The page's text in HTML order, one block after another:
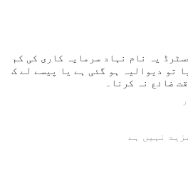
یہ نام نہاد سرمایہ کاری کی کم
تو دیوالیہ ہو گئی ہے یا پیسے لے ک
ضائع نہ کرنا۔
نہیں ہے